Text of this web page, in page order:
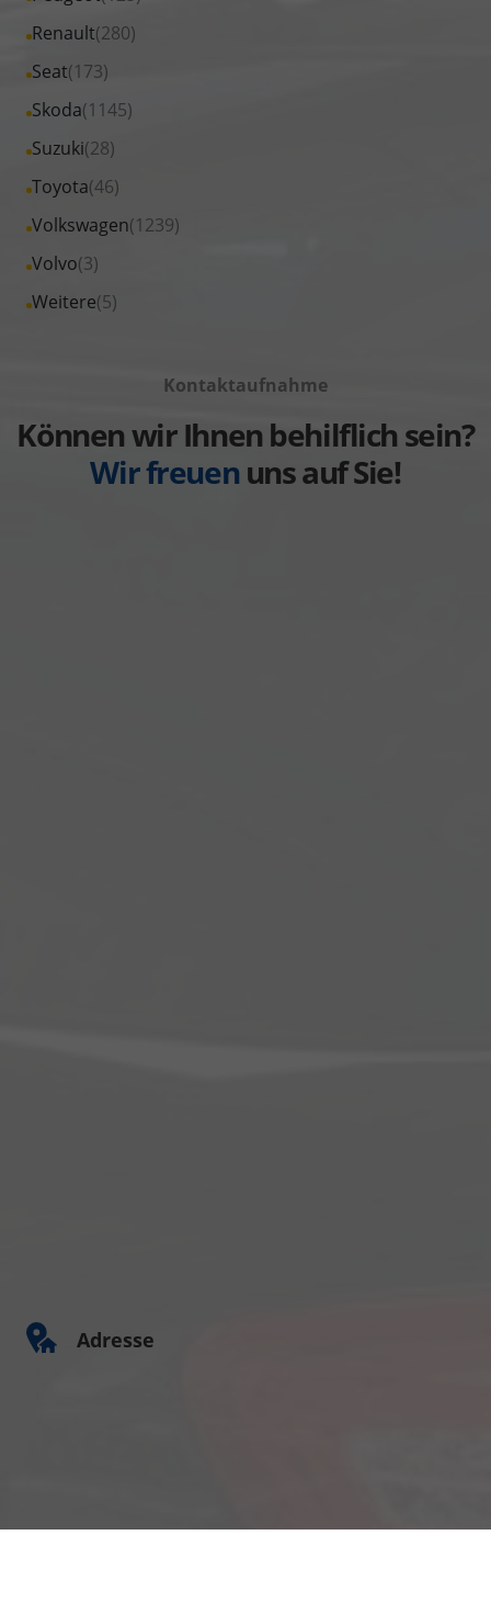
Nissan
anzeigen
Opel
anzeigen
Fahrzeuge
Peugeot
anzeigen
Renault(280)
Alle
Fahrzeuge
Renault
anzeigen
Seat(173)
Alle
Fahrzeuge
Seat
anzeigen
Skoda(1145)
Alle
Fahrzeuge
Skoda
anzeigen
Suzuki(28)
Alle
Fahrzeuge
Suzuki
anzeigen
Toyota(46)
Alle
Fahrzeuge
Toyota
anzeigen
Volkswagen(1239)
Alle
Fahrzeuge
Volkswagen
Volvo(3)
Alle
Fahrzeuge
Weitere(5)
Alle
anzeigen
Kontaktaufnahme
Können wir Ihnen behilflich sein?
Wir freuenuns auf Sie!
Adresse